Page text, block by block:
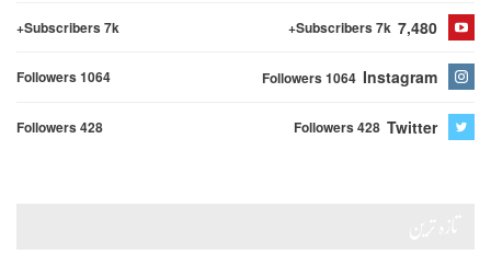
7,480
Subscribers 7k+
Subscribers 7k+
Instagram
Followers 1064
Followers 1064
Twitter
Followers 428
Followers 428